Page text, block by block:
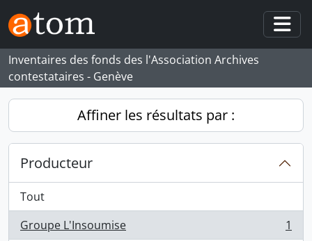
Skip to main content
Inventaires des fonds des l'Association Archives
contestataires - Genève
Affiner les résultats par :
Producteur
Tout
Groupe L'Insoumise
, 1 résultats
1